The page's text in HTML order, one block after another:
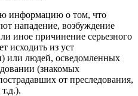
информацию о том, что
нападение, возбуждение
иное причинение серьезного
исходить из уст
или людей, осведомленных
(знакомых
от преследования,